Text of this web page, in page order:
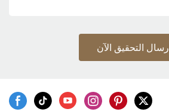
إرسال التحقيق الآن